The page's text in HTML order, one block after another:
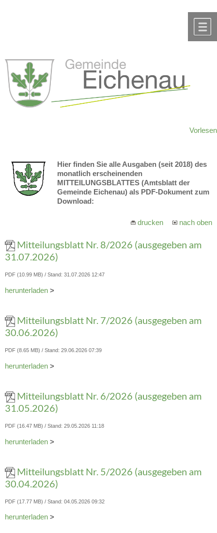
Vorlesen
Hier finden Sie alle Ausgaben (seit 2018) des
monatlich erscheinenden
MITTEILUNGSBLATTES (Amtsblatt der
Gemeinde Eichenau) als PDF-Dokument zum
Download:
drucken nach oben
Mitteilungsblatt Nr. 8/2026 (ausgegeben am
31.07.2026)
PDF (10.99 MB) Stand: 31.07.2026 12:47
herunterladen >
Mitteilungsblatt Nr. 7/2026 (ausgegeben am
30.06.2026)
PDF (8.65 MB) Stand: 29.06.2026 07:39
herunterladen >
Mitteilungsblatt Nr. 6/2026 (ausgegeben am
31.05.2026)
PDF (16.47 MB) Stand: 29.05.2026 11:18
herunterladen >
Mitteilungsblatt Nr. 5/2026 (ausgegeben am
30.04.2026)
PDF (17.77 MB) Stand: 04.05.2026 09:32
herunterladen >